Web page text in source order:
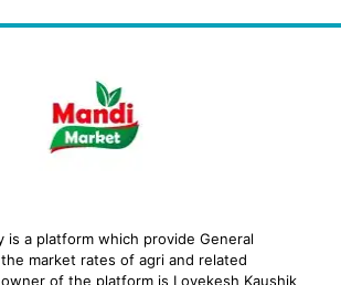
is a platform which provide General
market rates of agri and related
of the platform is Lovekesh Kaushik